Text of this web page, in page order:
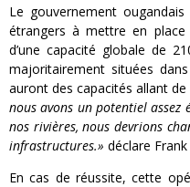
Le gouvernement
étrangers à mettre en place
d’une capacité globale de
majoritairement situées
auront des capacités allant
nous avons un potentiel
nos rivières, nous devrions
infrastructures.» déclare
En cas de réussite, cette